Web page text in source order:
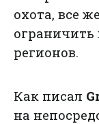
охота, все
ограничить
регионов.
Как писал
на